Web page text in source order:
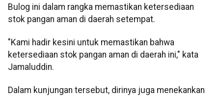
Bulog ini dalam rangka memastikan ketersediaan
stok pangan aman di daerah setempat.
"Kami hadir kesini untuk memastikan bahwa
ketersediaan stok pangan aman di daerah ini," kata
Jamaluddin.
Dalam kunjungan tersebut, dirinya juga menekankan